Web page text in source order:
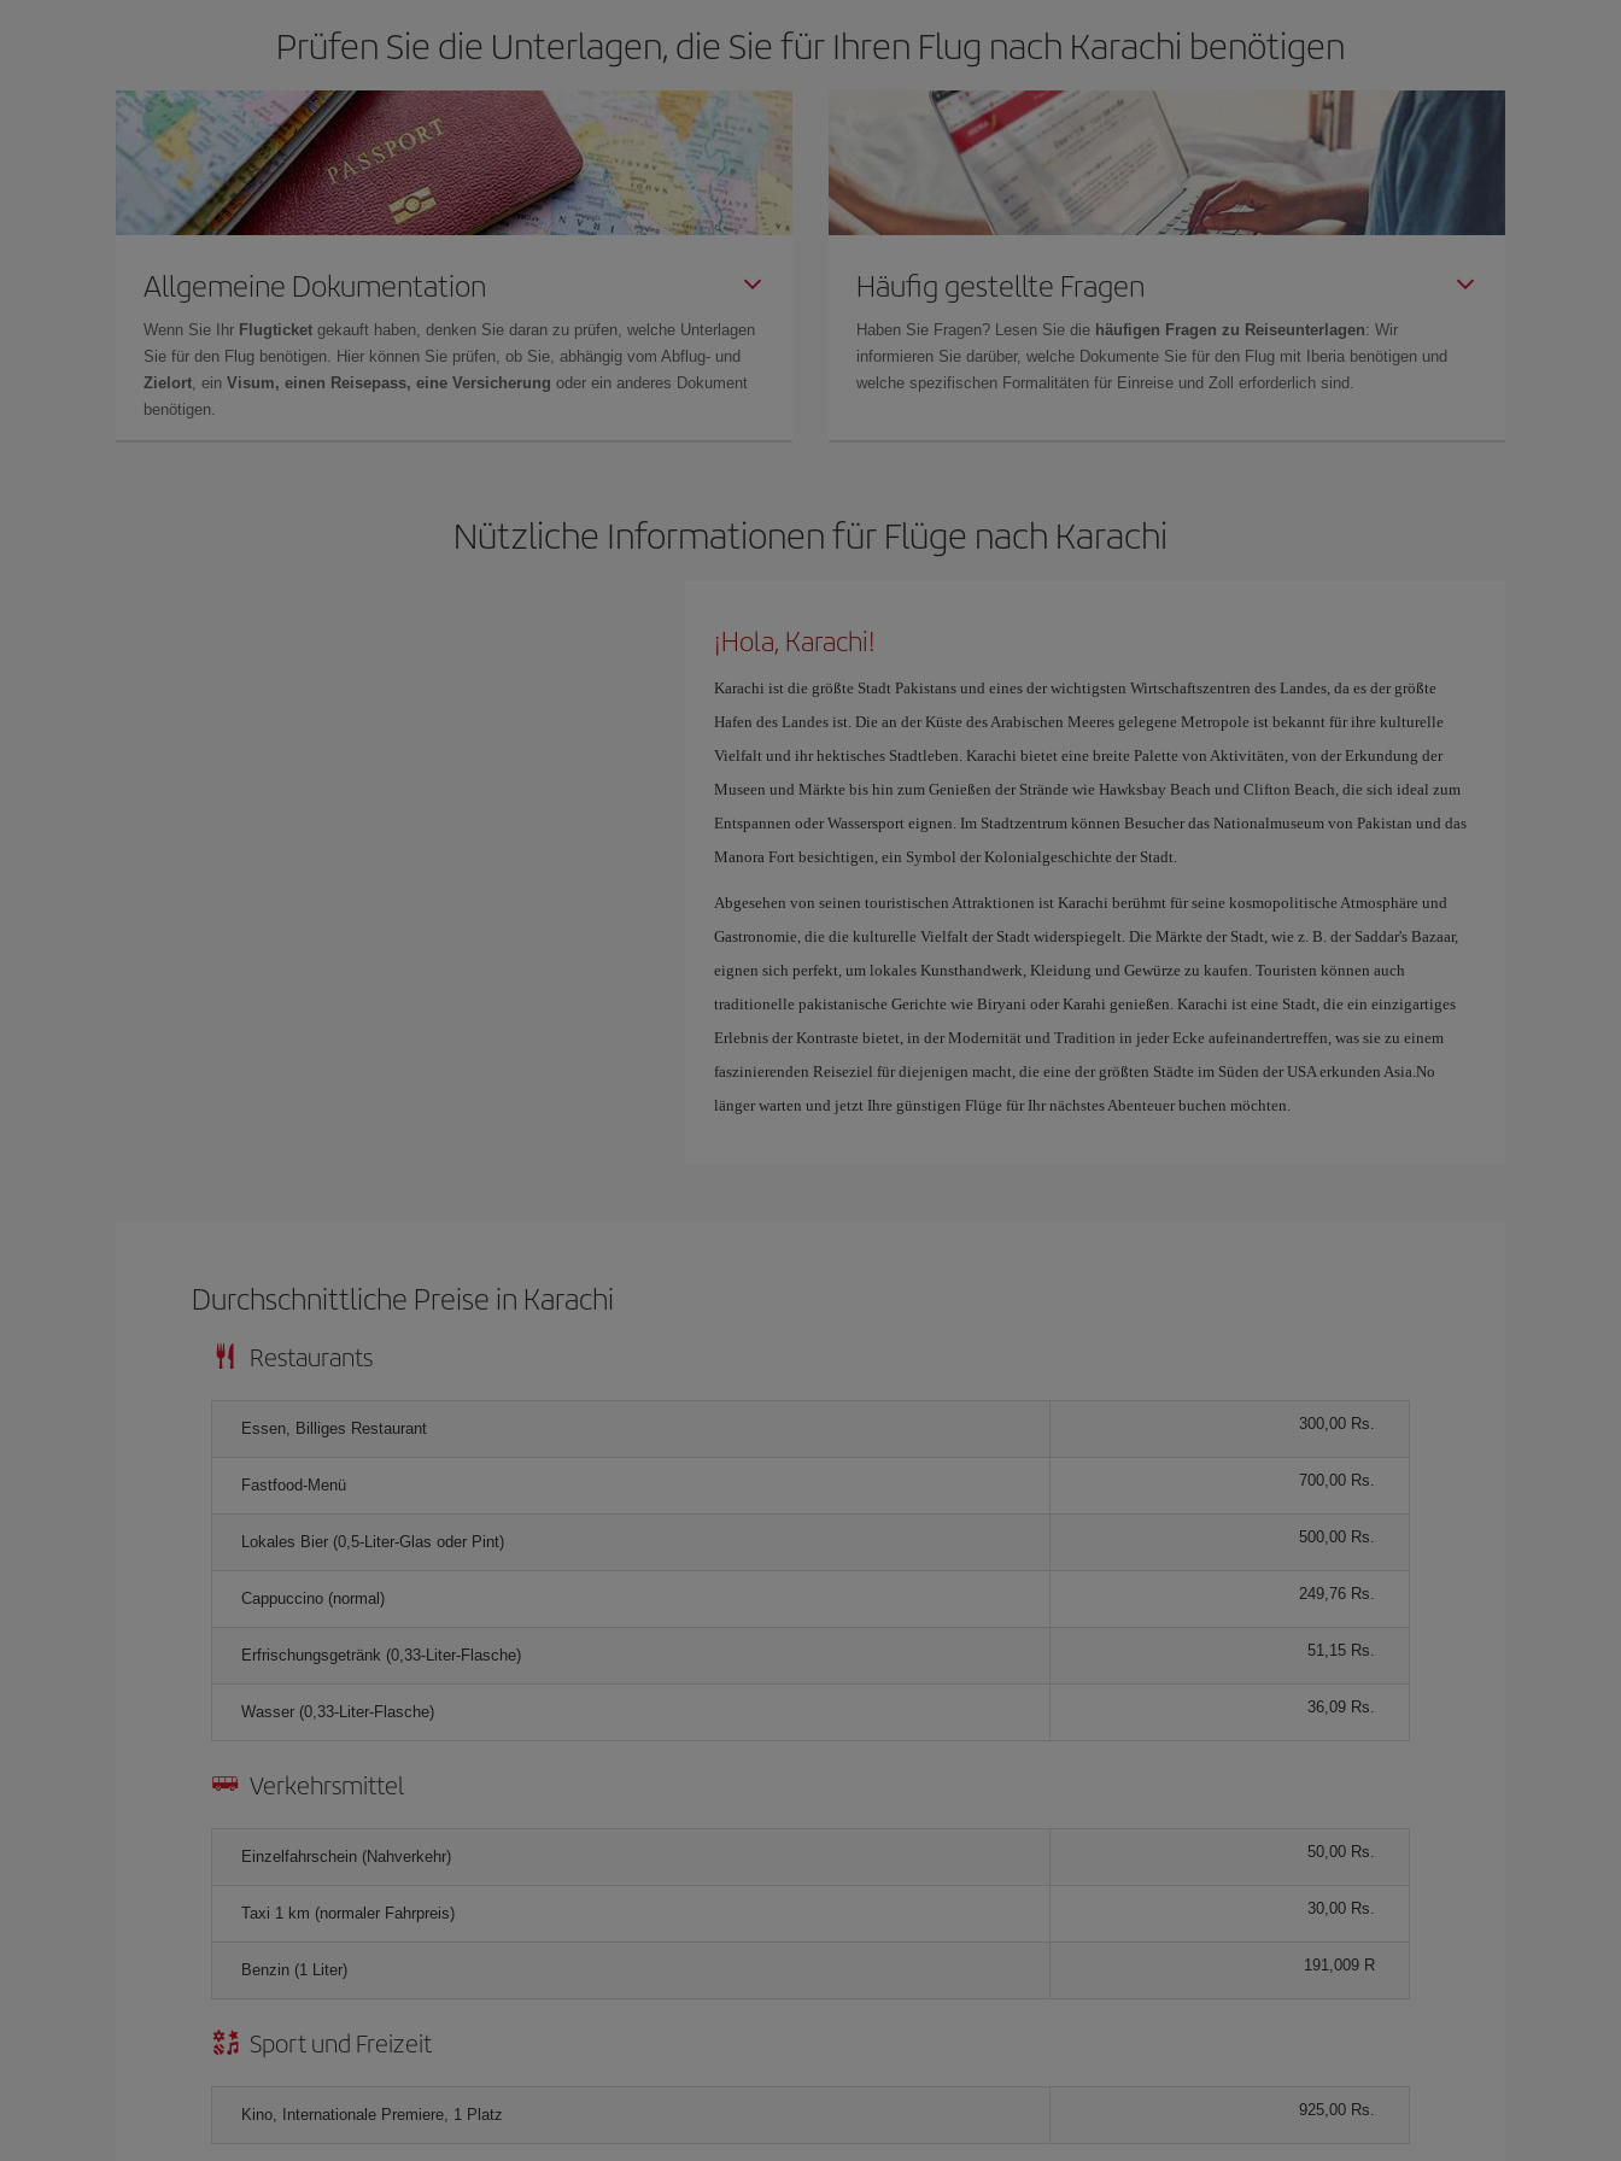
Prüfen Sie die Unterlagen, die Sie für Ihren Flug nach Karachi benötigen
Allgemeine Dokumentation
Wenn Sie Ihr Flugticket gekauft haben, denken Sie daran zu prüfen, welche Unterlagen
Sie für den Flug benötigen. Hier können Sie prüfen, ob Sie, abhängig vom Abflug- und
Zielort , ein Visum, einen Reisepass, eine Versicherung oder ein anderes Dokument
benötigen.
Häufig gestellte Fragen
Haben Sie Fragen? Lesen Sie die häufigen Fragen zu Reiseunterlagen: Wir
informieren Sie darüber, welche Dokumente Sie für den Flug mit Iberia benötigen und
welche spezifischen Formalitäten für Einreise und Zoll erforderlich sind.
Nützliche Informationen für Flüge nach Karachi
¡Hola, Karachi!
Karachi ist die größte Stadt Pakistans und eines der wichtigsten Wirtschaftszentren des Landes, da es der größte
Hafen des Landes ist. Die an der Küste des Arabischen Meeres gelegene Metropole ist bekannt für ihre kulturelle
Vielfalt und ihr hektisches Stadtleben. Karachi bietet eine breite Palette von Aktivitäten, von der Erkundung der
Museen und Märkte bis hin zum Genießen der Strände wie Hawksbay Beach und Clifton Beach, die sich ideal zum
Entspannen oder Wassersport eignen. Im Stadtzentrum können Besucher das Nationalmuseum von Pakistan und das
Manora Fort besichtigen, ein Symbol der Kolonialgeschichte der Stadt.
Abgesehen von seinen touristischen Attraktionen ist Karachi berühmt für seine kosmopolitische Atmosphäre und
Gastronomie, die die kulturelle Vielfalt der Stadt widerspiegelt. Die Märkte der Stadt, wie z. B. der Saddar's Bazaar,
eignen sich perfekt, um lokales Kunsthandwerk, Kleidung und Gewürze zu kaufen. Touristen können auch
traditionelle pakistanische Gerichte wie Biryani oder Karahi genießen. Karachi ist eine Stadt, die ein einzigartiges
Erlebnis der Kontraste bietet, in der Modernität und Tradition in jeder Ecke aufeinandertreffen, was sie zu einem
faszinierenden Reiseziel für diejenigen macht, die eine der größten Städte im Süden der USA erkunden Asia.No
länger warten und jetzt Ihre günstigen Flüge für Ihr nächstes Abenteuer buchen möchten.
Durchschnittliche Preise in Karachi
Restaurants
Essen, Billiges Restaurant 300,00 Rs.
Fastfood-Menü 700,00 Rs.
Lokales Bier (0,5-Liter-Glas oder Pint) 500,00 Rs.
Cappuccino (normal) 249,76 Rs.
Erfrischungsgetränk (0,33-Liter-Flasche) 51,15 Rs.
Wasser (0,33-Liter-Flasche) 36,09 Rs.
Verkehrsmittel
Einzelfahrschein (Nahverkehr) 50,00 Rs.
Taxi 1 km (normaler Fahrpreis) 30,00 Rs.
Benzin (1 Liter) 191,009 R
Sport und Freizeit
Kino, Internationale Premiere, 1 Platz 925,00 Rs.